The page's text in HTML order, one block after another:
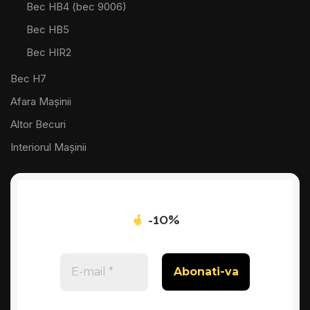
Bec HB4 (bec 9006)
Bec HB5
Bec HIR2
Bec H7
Afara Mașinii
Altor Becuri
Interiorul Mașinii
-10%